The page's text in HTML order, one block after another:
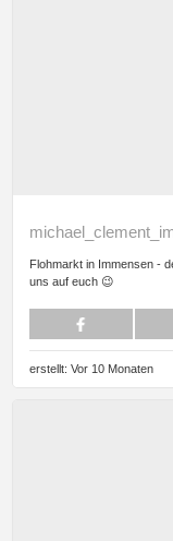
Flohmarkt in Immensen -
uns auf euch 😉
erstellt: Vor 10 Monaten